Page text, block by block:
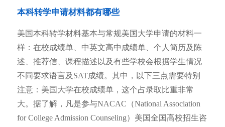
本科转学申请材料都有哪些
美国本科转学材料基本与常规美国大学申请的材料一
样：在校成绩单、中英文高中成绩单、个人简历及陈
述、推荐信、课程描述以及有些学校会根据学生情况
不同要求语言及SAT成绩。其中，以下三点需要特别
注意：美国大学在校成绩单，这个占录取比重非常
大。据了解，凡是参与NACAC（National Association
for College Admission Counseling）美国全国高校招生咨